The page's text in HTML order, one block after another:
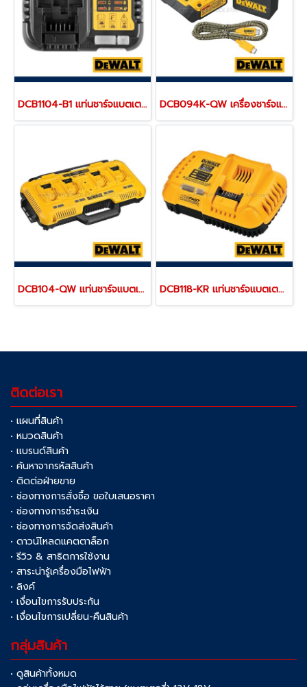
DCB1104-B1 แท่นชาร์จแบตเตอรี่ 12V/20V MAX (ใช้ชาร์จแบตเตอรี่ DEWALT ได้ทุกรุ่น) ขนาดเล็กพกพา "DEWALT" ดีวอลท์ DCB094K-QW เครื่องชาร์จแบตเตอรี่ 18V (20MAX) และพอร์ตชาร์จ USB-C Charging-Kit "DEWALT" ดีวอลท์
DCB104-QW แท่นชาร์จแบตเตอรี่ 4 ช่อง รุ่นชาร์จเร็ว "DEWALT" ดีวอลท์ DCB118-KR แท่นชาร์จแบตเตอรี่ 20V/60MAX (ใช้ชาร์จแบตเตอรี่ 18V,20V ขึ้นไป)"DEWALT" ดีวอลท์
ติดต่อเรา
• แผนที่สินค้า
• หมวดสินค้า
• แบรนด์สินค้า
• ค้นหาจากรหัสสินค้า
• ติดต่อฝ่ายขาย
• ช่องทางการสั่งซื้อ ขอใบเสนอราคา
• ช่องทางการชำระเงิน
• ช่องทางการจัดส่งสินค้า
• ดาวน์โหลดแคตตาล็อก
• รีวิว & สาธิตการใช้งาน
• สาระน่ารู้เครื่องมือไฟฟ้า
• ลิงค์
• เงื่อนไขการรับประกัน
• เงื่อนไขการเปลี่ยน-คืนสินค้า
กลุ่มสินค้า
• ดูสินค้าทั้งหมด